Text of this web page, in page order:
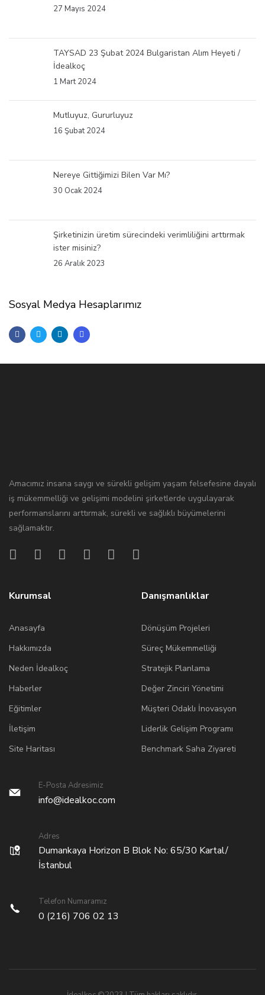
27 Mayıs 2024
TAYSAD 23 Şubat 2024 Bulgaristan Alım Heyeti /
İdealkoç
1 Mart 2024
Mutluyuz, Gururluyuz
16 Şubat 2024
Nereye Gittiğimizi Bilen Var Mı?
30 Ocak 2024
Şirketinizin üretim sürecindeki verimliliğini arttırmak
ister misiniz?
26 Aralık 2023
Sosyal Medya Hesaplarımız
Amacımız insana saygı ve sürekli gelişim yaşam felsefesine dayalı
iş mükemmelliği ve gelişimi modelini şirketlerde uygulayarak
performanslarını arttırmak, sürekli ve sağlıklı büyümelerini
sağlamaktır.
Kurumsal
Anasayfa
Hakkımızda
Neden İdealkoç
Haberler
Eğitimler
İletişim
Site Haritası
Danışmanlıklar
Dönüşüm Projeleri
Süreç Mükemmelliği
Stratejik Planlama
Değer Zinciri Yönetimi
Müşteri Odaklı İnovasyon
Liderlik Gelişim Programı
Benchmark Saha Ziyareti
E-Posta Adresimiz
info@idealkoc.com
Adres
Dumankaya Horizon B Blok No: 65/30 Kartal/
İstanbul
Telefon Numaramız
0 (216) 706 02 13